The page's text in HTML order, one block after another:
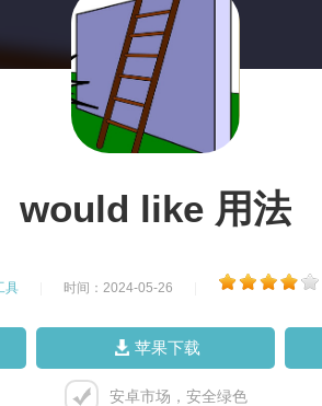
would like 用法
具 时间：2024-05-26
苹果下载
安卓市场，安全绿色